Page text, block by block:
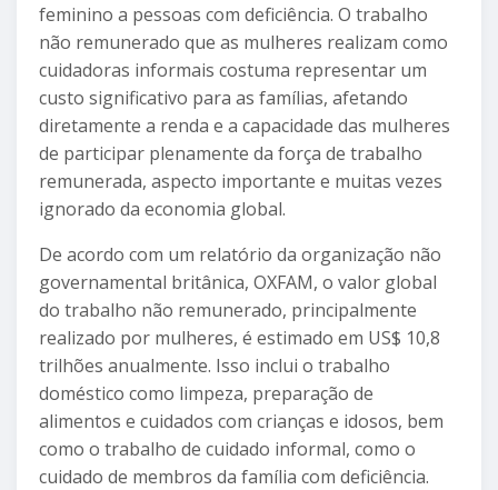
feminino a pessoas com deficiência. O trabalho
não remunerado que as mulheres realizam como
cuidadoras informais costuma representar um
custo significativo para as famílias, afetando
diretamente a renda e a capacidade das mulheres
de participar plenamente da força de trabalho
remunerada, aspecto importante e muitas vezes
ignorado da economia global.
De acordo com um relatório da organização não
governamental britânica, OXFAM, o valor global
do trabalho não remunerado, principalmente
realizado por mulheres, é estimado em US$ 10,8
trilhões anualmente. Isso inclui o trabalho
doméstico como limpeza, preparação de
alimentos e cuidados com crianças e idosos, bem
como o trabalho de cuidado informal, como o
cuidado de membros da família com deficiência.